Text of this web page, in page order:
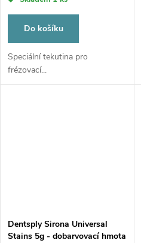
Do košíku
Speciální tekutina pro
frézovací...
Dentsply Sirona Universal
Stains 5g - dobarvovací hmota